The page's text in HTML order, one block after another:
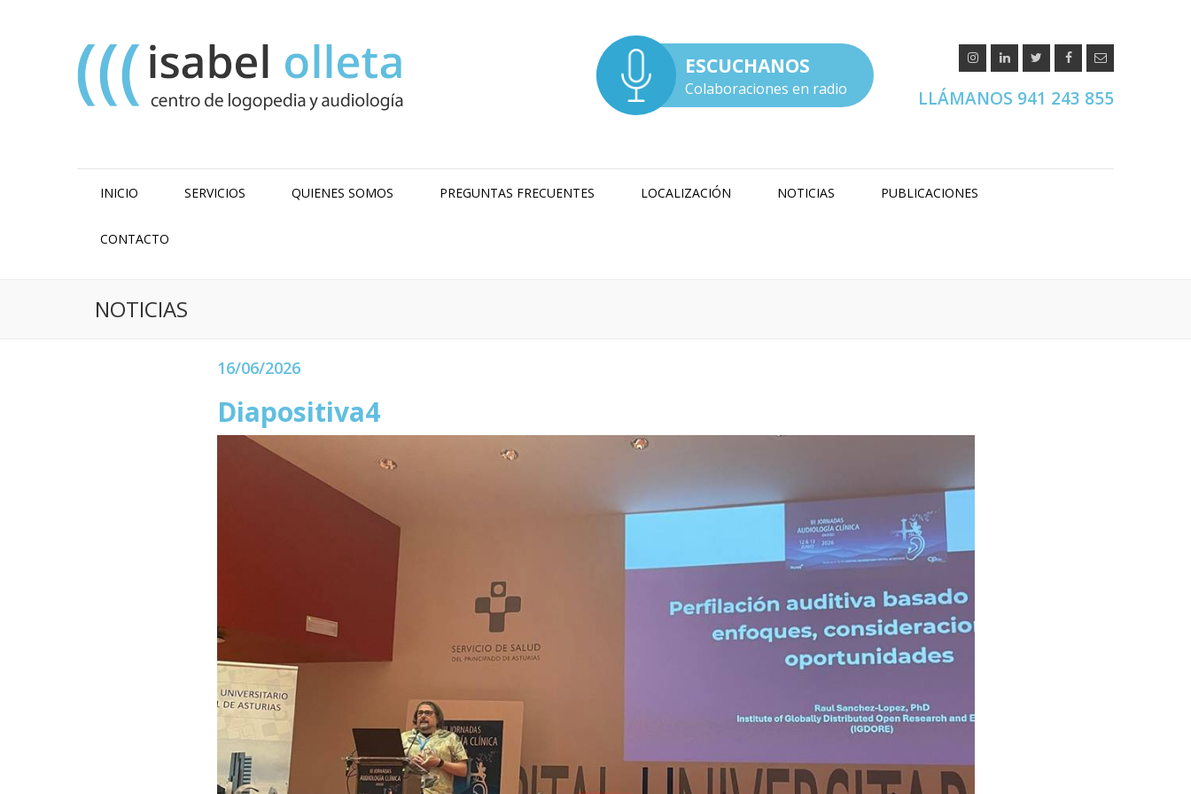
LLÁMANOS 941 243 855
ESCUCHANOS
Colaboraciones en radio
INICIO SERVICIOS QUIENES SOMOS PREGUNTAS FRECUENTES LOCALIZACIÓN NOTICIAS PUBLICACIONES
CONTACTO
NOTICIAS
16/06/2026
Diapositiva4